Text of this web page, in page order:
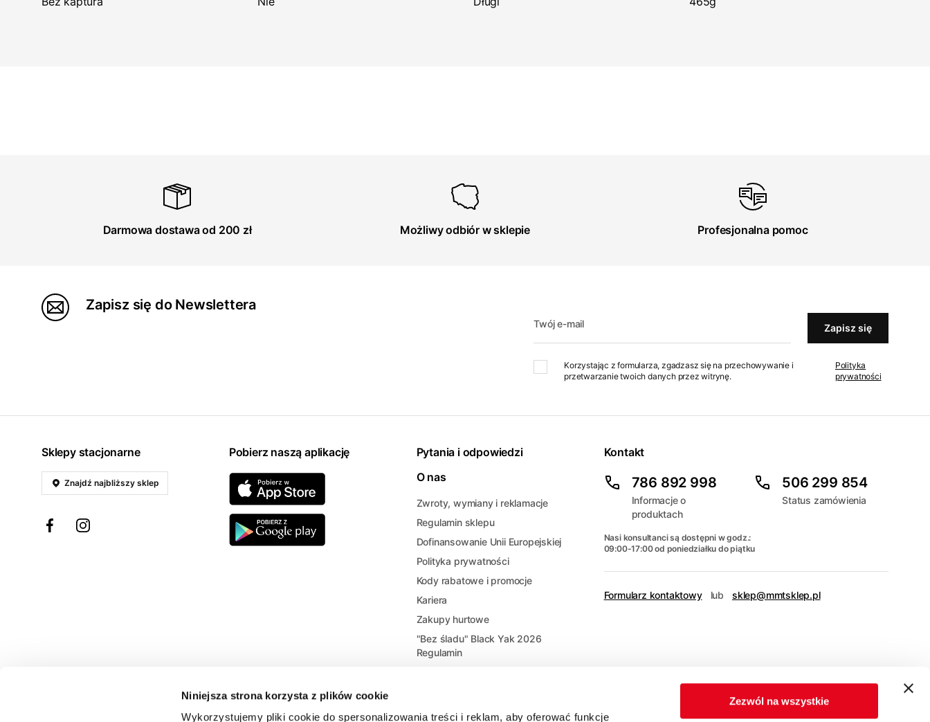
Niniejsza strona korzysta z plików cookie
Wykorzystujemy pliki cookie do spersonalizowania treści i reklam, aby oferować funkcje
Zezwól na wszystkie
Darmowa dostawa od 200 zł Możliwy odbiór w sklepie Profesjonalna pomoc
Zapisz się do Newslettera
Twój e-mail Zapisz się
Korzystając z formularza, zgadzasz się na przechowywanie i
przetwarzanie twoich danych przez witrynę.
Polityka
prywatności
Sklepy stacjonarne
Znajdź najbliższy sklep
Pobierz naszą aplikację
Pytania i odpowiedzi
O nas
Zwroty, wymiany i reklamacje
Regulamin sklepu
Dofinansowanie Unii Europejskiej
Polityka prywatności
Kody rabatowe i promocje
Kariera
Zakupy hurtowe
"Bez śladu" Black Yak 2026
Regulamin
Kontakt
786 892 998
Informacje o
produktach
506 299 854
Status zamówienia
Nasi konsultanci są dostępni w godz.:
09:00-17:00 od poniedziałku do piątku
Formularz kontaktowy lub sklep@mmtsklep.pl